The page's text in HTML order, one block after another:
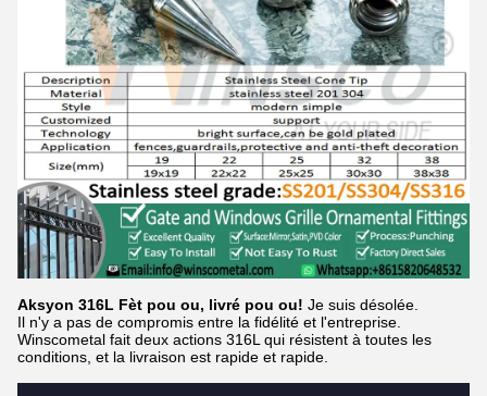
Aksyon 316L Fèt pou ou, livré pou ou! Je suis désolée.
Il n'y a pas de compromis entre la fidélité et l'entreprise.
Winscometal fait deux actions 316L qui résistent à toutes les
conditions, et la livraison est rapide et rapide.